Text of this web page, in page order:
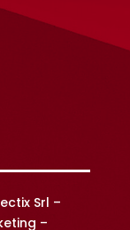
Srl –
–